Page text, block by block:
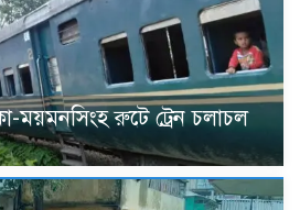
ময়মনসিংহ রুটে ট্রেন চলাচল